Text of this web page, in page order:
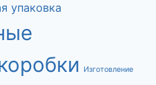
упаковка
Изготовление